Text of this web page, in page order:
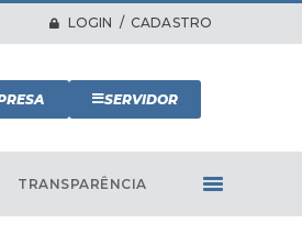
LOGIN / CADASTRO
SERVIDOR
TRANSPARÊNCIA